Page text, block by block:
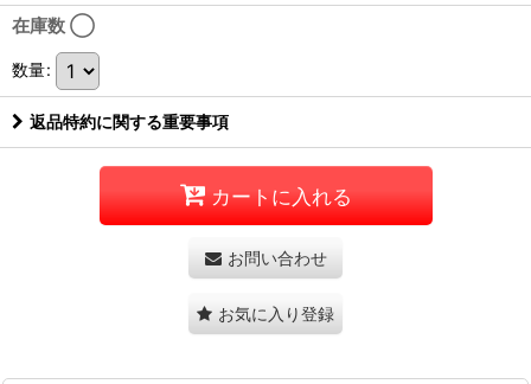
在庫数 ◯
数量:
返品特約に関する重要事項
カートに入れる
お問い合わせ
お気に入り登録